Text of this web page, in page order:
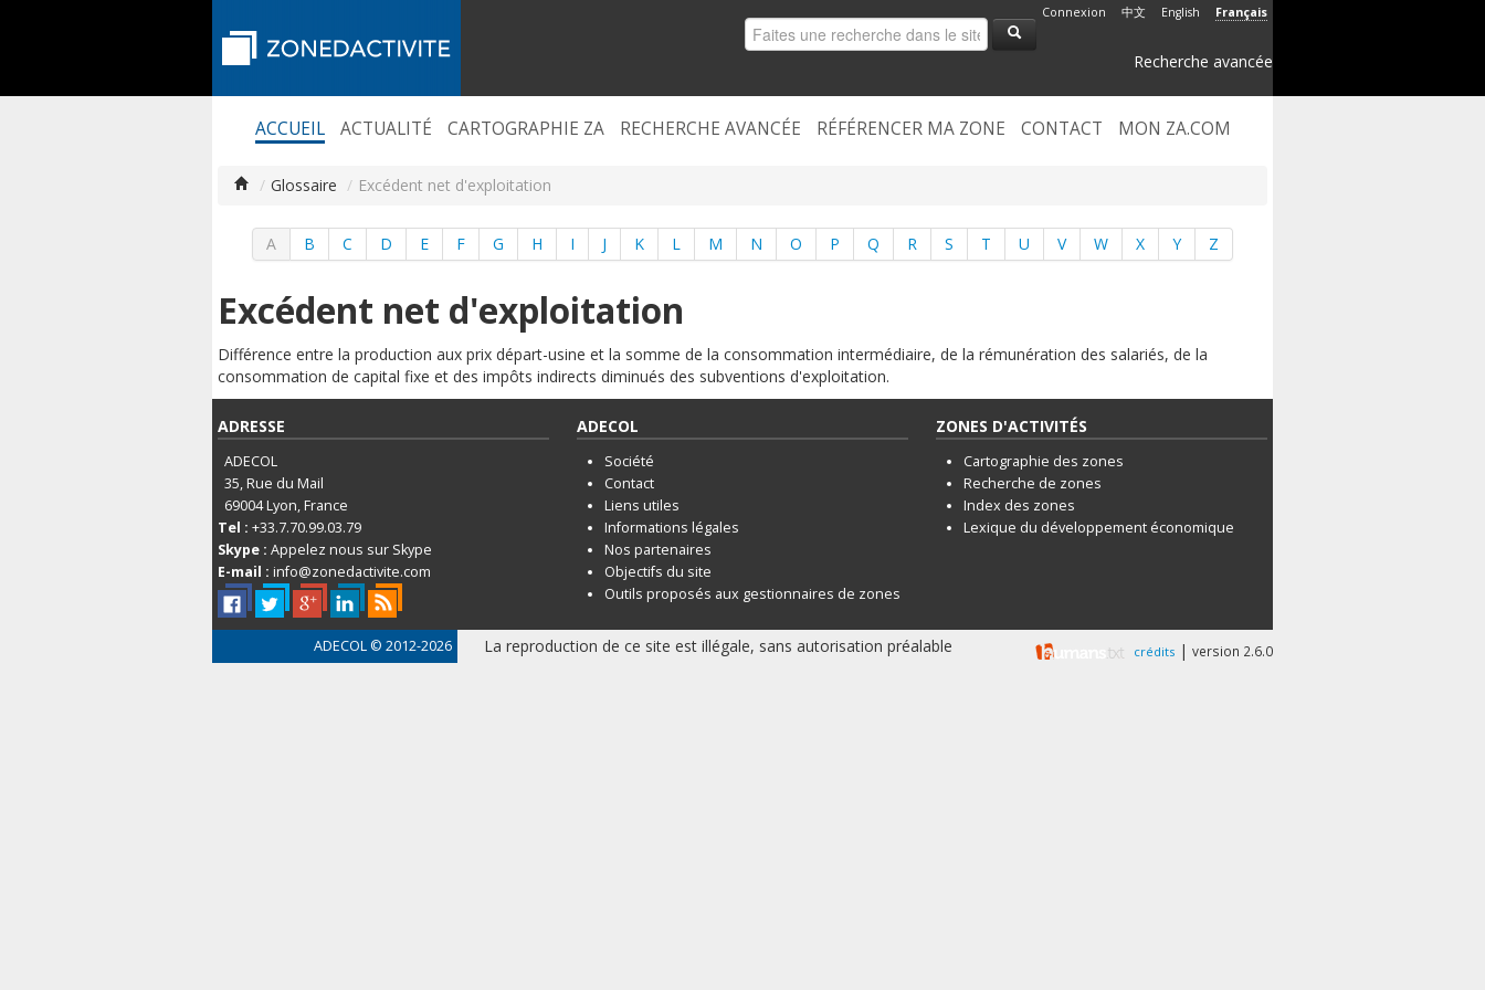
Connexion 中文 English Français
Recherche avancée
ACCUEIL ACTUALITÉ CARTOGRAPHIE ZA RECHERCHE AVANCÉE RÉFÉRENCER MA ZONE CONTACT MON ZA.COM
/ Glossaire / Excédent net d'exploitation
A B C D E F G H I J K L M N O P Q R S T U V W X Y Z
Excédent net d'exploitation
Différence entre la production aux prix départ-usine et la somme de la consommation intermédiaire, de la rémunération des salariés, de la
consommation de capital fixe et des impôts indirects diminués des subventions d'exploitation.
ADRESSE
ADECOL
35, Rue du Mail
69004Lyon, France
Tel : +33.7.70.99.03.79
Skype : Appelez nous sur Skype
E-mail : info@zonedactivite.com
ADECOL
Société
Contact
Liens utiles
Informations légales
Nos partenaires
Objectifs du site
Outils proposés aux gestionnaires de zones
ZONES D'ACTIVITÉS
Cartographie des zones
Recherche de zones
Index des zones
Lexique du développement économique
ADECOL© 2012-2026 La reproduction de ce site est illégale, sans autorisation préalable crédits| version 2.6.0